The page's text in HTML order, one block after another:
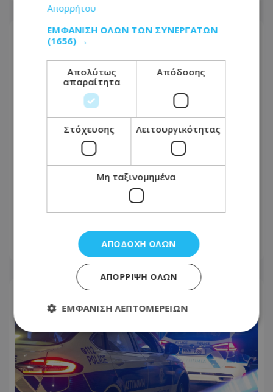
Τον σταμάτησαν για έλεγχο στην Αγία
Νάπα – Βρήκαν €25.555 και 30 πακέτα
10.08.2026 - 08:26
Απορρήτου
ΕΜΦΆΝΙΣΗ ΌΛΩΝ ΤΩΝ ΣΥΝΕΡΓΑΤΏΝ
(1656) →
Απολύτως
απαραίτητα
Απόδοσης
Στόχευσης Λειτουργικότητας
Μη ταξινομημένα
ΑΠΟΔΟΧΉ ΌΛΩΝ
ΑΠΌΡΡΙΨΗ ΌΛΩΝ
ΕΜΦΆΝΙΣΗ ΛΕΠΤΟΜΕΡΕΙΏΝ
Απολύτως απαραίτητα
Απόδοσης
Στόχευσης
Λειτουργικότητας